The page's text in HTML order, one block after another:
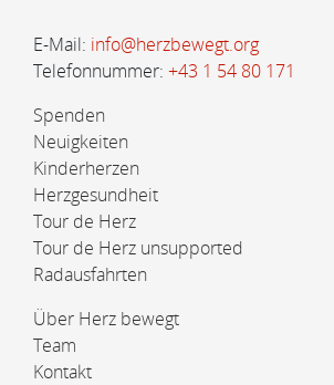
E-Mail: info@herzbewegt.org
Telefonnummer: +43 1 54 80 171
Spenden
Neuigkeiten
Kinderherzen
Herzgesundheit
Tour de Herz
Tour de Herz unsupported
Radausfahrten
Über Herz bewegt
Team
Kontakt